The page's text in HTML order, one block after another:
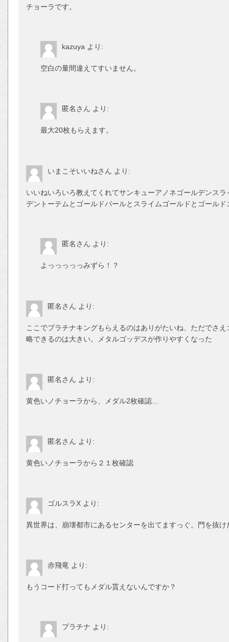
チョーラです。
kazuya より:
空白の量間違えてすいません。
匿名さん より:
最大20枚もらえます。
いまこそいいねさん より:
いいねいろいろ教えてくれてサンキューアノネゴールデンス
デントーテムとゴールドパールとスライムゴールドとゴール
匿名さん より:
よっっっっっみずら！？
匿名さん より:
ここでプラチナキングもらえるのはありがたいね、ただでさ
略できるのは大きい。メタルゴッデスが作りやすくなった
匿名さん より:
黄色いノチョーラから、メダル2枚確認…
匿名さん より:
黄色いノチョーラから２１枚確認
ゴルスラX より:
異世界は、崩壊都市にあるセンターを出てますっぐ。門を抜
赤飛竜 より:
もうコード打ってもメダル貰えないんですか？
プラチナ より: